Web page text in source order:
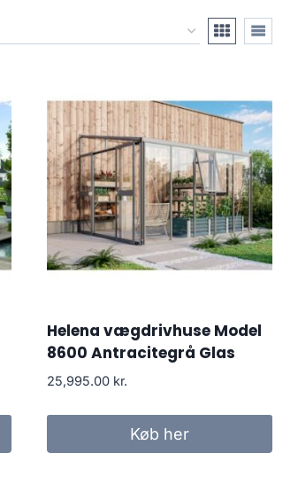
Helena vægdrivhuse Model
8600 Antracitegrå Glas
25,995.00 kr.
Køb her